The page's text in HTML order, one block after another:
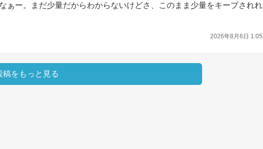
ぁー。まだ少量だからわからないけどさ、このまま少量をキープされれ
2026年8月6日 1:05
稿をもっと見る